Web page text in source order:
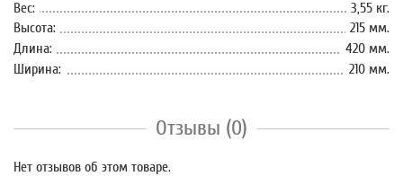
Вес:
3,55 кг.
Высота:
215 мм.
Длина:
420 мм.
Ширина:
210 мм.
Отзывы (0)
Нет отзывов об этом товаре.